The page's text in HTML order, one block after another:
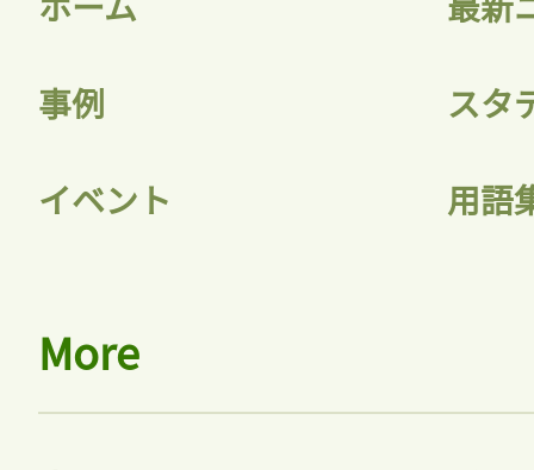
記事をお気に入りに
会員登録
事例 スタ
イベント 用語
More